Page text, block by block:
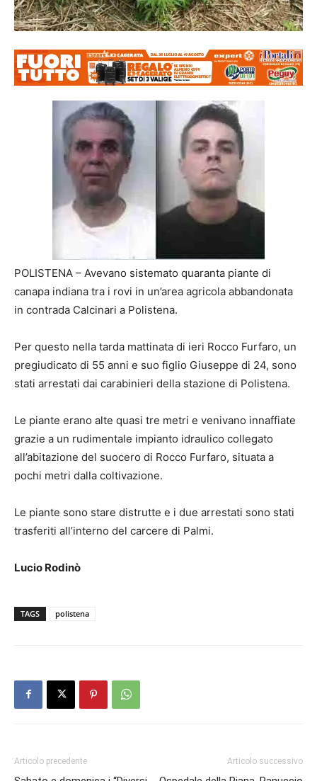
POLISTENA – Avevano sistemato quaranta piante di
canapa indiana tra i rovi in un’area agricola abbandonata
in contrada Calcinari a Polistena.
Per questo nella tarda mattinata di ieri Rocco Furfaro, un
pregiudicato di 55 anni e suo figlio Giuseppe di 24, sono
stati arrestati dai carabinieri della stazione di Polistena.
Le piante erano alte quasi tre metri e venivano innaffiate
grazie a un rudimentale impianto idraulico collegato
all’abitazione del suocero di Rocco Furfaro, situata a
pochi metri dalla coltivazione.
Le piante sono stare distrutte e i due arrestati sono stati
trasferiti all’interno del carcere di Palmi.
Lucio Rodinò
TAGS polistena
Articolo precedente Articolo successivo